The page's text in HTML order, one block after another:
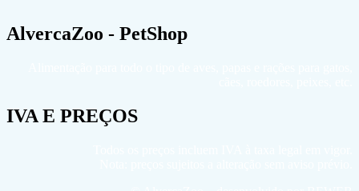
AlvercaZoo - PetShop
IVA E PREÇOS